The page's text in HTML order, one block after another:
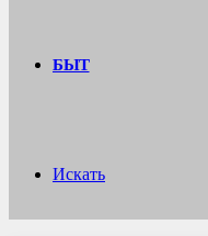
БЫТ
Искать